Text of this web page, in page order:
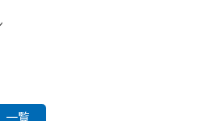
一覧